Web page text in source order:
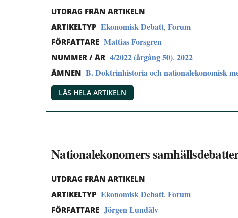
UTDRAG FRÅN ARTIKELN
ARTIKELTYP Ekonomisk Debatt, Forum
FÖRFATTARE Mattias Forsgren
NUMMER / ÅR 4/2022 (årgång 50), 2022
ÄMNEN B. Doktrinhistoria och nationalekonomisk
LÄS HELA ARTIKELN
Nationalekonomers
UTDRAG FRÅN ARTIKELN
ARTIKELTYP Ekonomisk Debatt, Forum
FÖRFATTARE Jörgen Lundälv